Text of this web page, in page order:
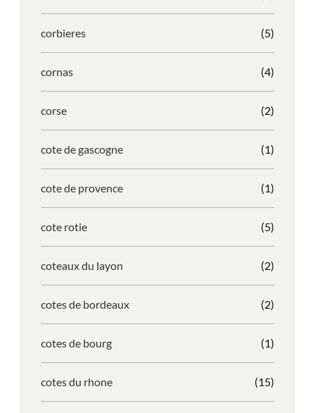
corbieres (5)
cornas (4)
corse (2)
cote de gascogne (1)
cote de provence (1)
cote rotie (5)
coteaux du layon (2)
cotes de bordeaux (2)
cotes de bourg (1)
cotes du rhone (15)